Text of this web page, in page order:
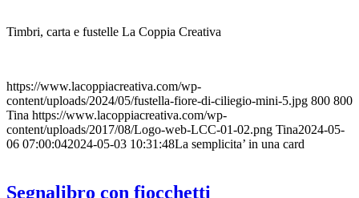
Timbri, carta e fustelle La Coppia Creativa
https://www.lacoppiacreativa.com/wp-
content/uploads/2024/05/fustella-fiore-di-ciliegio-mini-5.jpg 800 800
Tina https://www.lacoppiacreativa.com/wp-
content/uploads/2017/08/Logo-web-LCC-01-02.png Tina2024-05-
06 07:00:042024-05-03 10:31:48La semplicita’ in una card
Segnalibro con fiocchetti